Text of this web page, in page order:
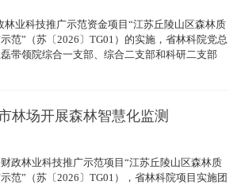
业科技推广示范资金项目“江苏丘陵山区森林质
范”（苏〔2026〕TG01）的实施，省林科院党总
带领院综合一支部、综合二支部和科研二支部
林场开展森林智慧化监测
政林业科技推广示范项目“江苏丘陵山区森林质
范”（苏〔2026〕TG01），省林科院项目实施团